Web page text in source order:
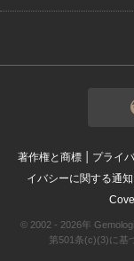
著作権と商標 | プライ
イバシーに関する通知
© 2002 - 2026年
第501条(c)(3)に基